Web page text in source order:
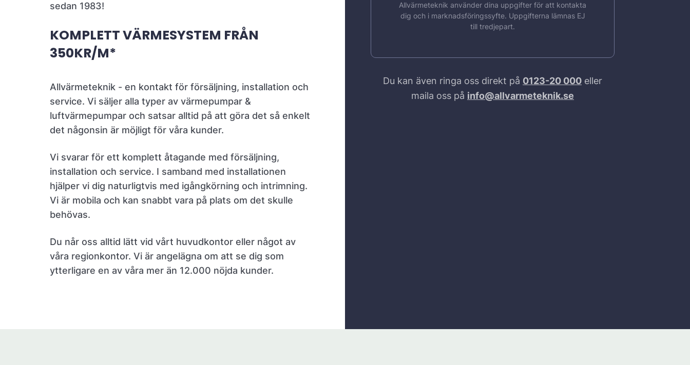
sedan 1983!
KOMPLETT VÄRMESYSTEM FRÅN
350KR/M*
Allvärmeteknik - en kontakt för försäljning, installation och
service. Vi säljer alla typer av värmepumpar &
luftvärmepumpar och satsar alltid på att göra det så enkelt
det någonsin är möjligt för våra kunder.
Vi svarar för ett komplett åtagande med försäljning,
installation och service. I samband med installationen
hjälper vi dig naturligtvis med igångkörning och intrimning.
Vi är mobila och kan snabbt vara på plats om det skulle
behövas.
Du når oss alltid lätt vid vårt huvudkontor eller något av
våra regionkontor. Vi är angelägna om att se dig som
ytterligare en av våra mer än 12.000 nöjda kunder.
Allvärmeteknik använder dina uppgifter för att kontakta
dig och i marknadsföringssyfte. Uppgifterna lämnas EJ
till tredjepart.
Du kan även ringa oss direkt på 0123-20 000 eller
maila oss på info@allvarmeteknik.se